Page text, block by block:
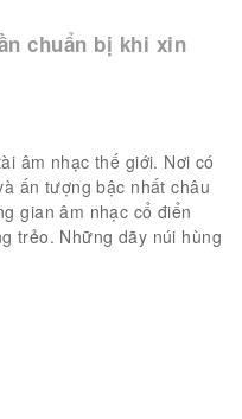
chuẩn bị khi xin
âm nhạc thế giới. Nơi có
ấn tượng bậc nhất châu
gian âm nhạc cổ điển
trẻo. Những dãy núi hùng